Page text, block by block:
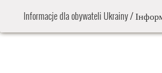
Informacje dla obywateli Ukrainy /